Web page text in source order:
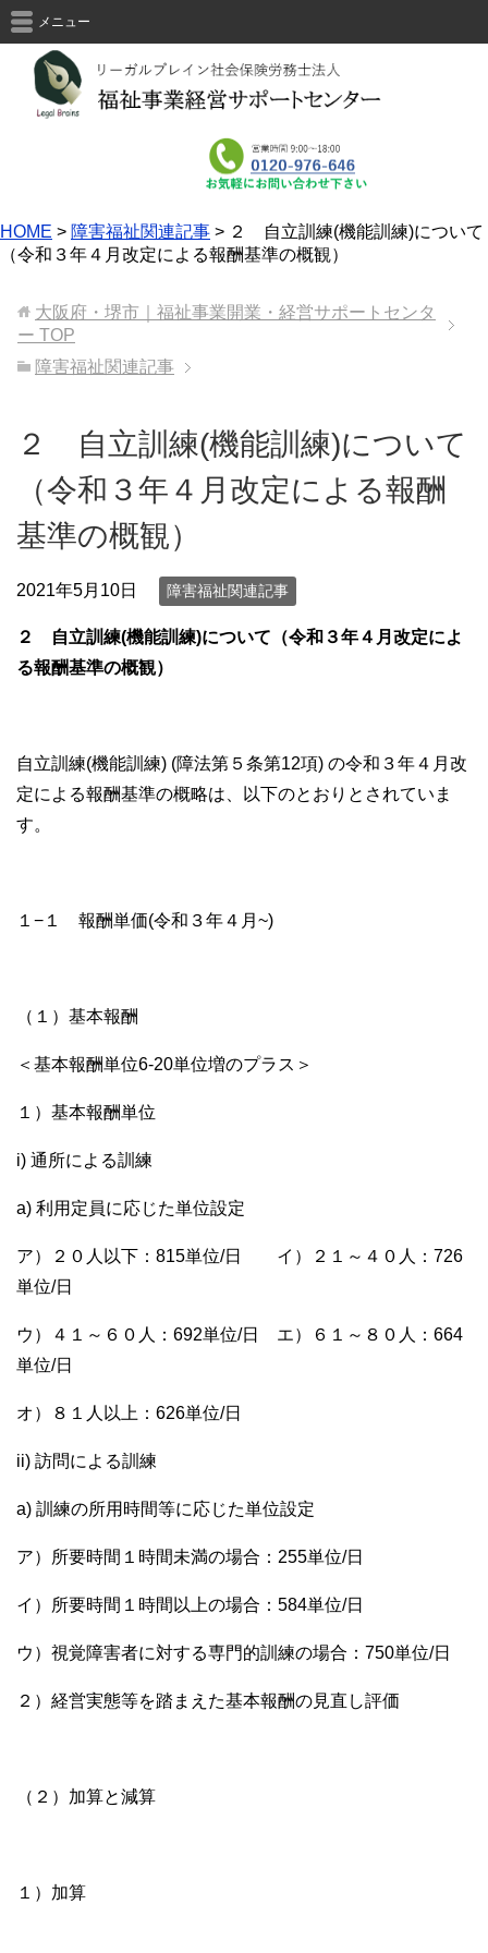
メニュー
HOME > 障害福祉関連記事 > ２ 自立訓練(機能訓練)について
（令和３年４月改定による報酬基準の概観）
大阪府・堺市｜福祉事業開業・経営サポートセンタ
ー TOP
障害福祉関連記事
２ 自立訓練(機能訓練)について
（令和３年４月改定による報酬
基準の概観）
2021年5月10日 障害福祉関連記事
２ 自立訓練(機能訓練)について （令和３年４月改定によ
る報酬基準の概観）
自立訓練(機能訓練) (障法第５条第12項) の令和３年４月改
定による報酬基準の概略は、以下のとおりとされていま
す。
１−１ 報酬単価(令和３年４月~)
（１）基本報酬
＜基本報酬単位6-20単位増のプラス＞
１）基本報酬単位
i) 通所による訓練
a) 利用定員に応じた単位設定
ア）２０人以下：815単位/日 イ）２１～４０人：726
単位/日
ウ）４１～６０人：692単位/日 エ）６１～８０人：664
単位/日
オ）８１人以上：626単位/日
ii) 訪問による訓練
a) 訓練の所用時間等に応じた単位設定
ア）所要時間１時間未満の場合：255単位/日
イ）所要時間１時間以上の場合：584単位/日
ウ）視覚障害者に対する専門的訓練の場合：750単位/日
２）経営実態等を踏まえた基本報酬の見直し評価
（２）加算と減算
１）加算